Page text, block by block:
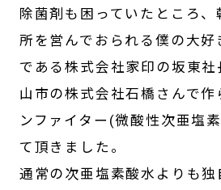
除菌剤も困っていたところ
所を営んでおられる僕の大好
である株式会社家印の坂東
山市の株式会社石橋さんで作
ンファイター(微酸性次亜塩
て頂きました。
通常の次亜塩素酸水よりも